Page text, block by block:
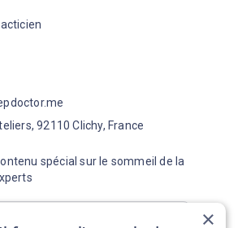
spécial sur le sommeil de la
92110 Clichy, France
×